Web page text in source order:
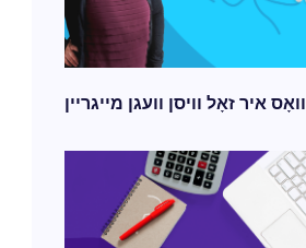
וואָס איר זאָל וויסן וועגן מייגריין